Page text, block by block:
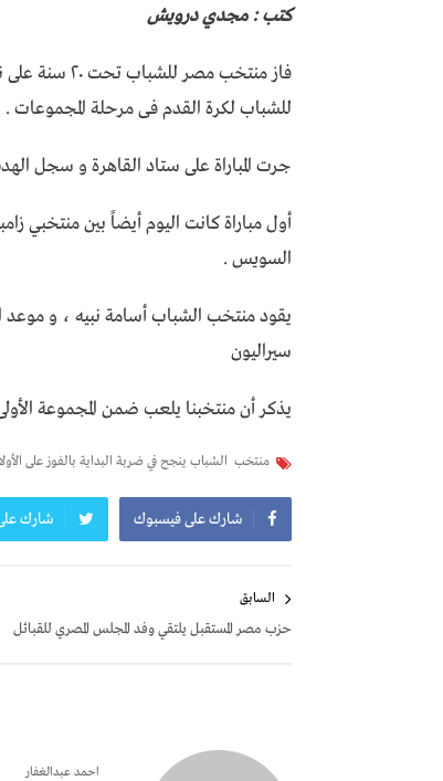
كتب : مجدي درويش
فاز منتخب
للشباب لكرة القدم فى مرحلة المجموعات .
جرت المباراة على ستاد القاهرة و سجل
أول مباراة كانت اليوم أيضاً بين منتخبي
السويس .
يقود منتخب الشباب أسامة نبيه ، و موعد
سيراليون
يذكر أن منتخبنا يلعب ضمن المجموعة
منتخب الشباب ينجح في ضربة البداية بالفوز على
شارك على فيسبوك شارك على
المقالات
السابق
حزب مصر المستقبل يلتقي وفد المجلس المصري للقبائل
احمد عبدالغفار